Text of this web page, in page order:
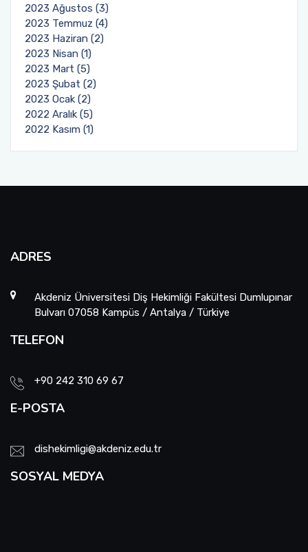
2023 Ağustos (3)
2023 Temmuz (4)
2023 Haziran (2)
2023 Nisan (1)
2023 Mart (5)
2023 Şubat (2)
2023 Ocak (2)
2022 Aralık (5)
2022 Kasım (1)
ADRES
Akdeniz Üniversitesi Diş Hekimliği Fakültesi Dumlupınar
Bulvarı 07058 Kampüs / Antalya / Türkiye
TELEFON
+90 242 310 69 67
E-POSTA
dishekimligi@akdeniz.edu.tr
SOSYAL MEDYA